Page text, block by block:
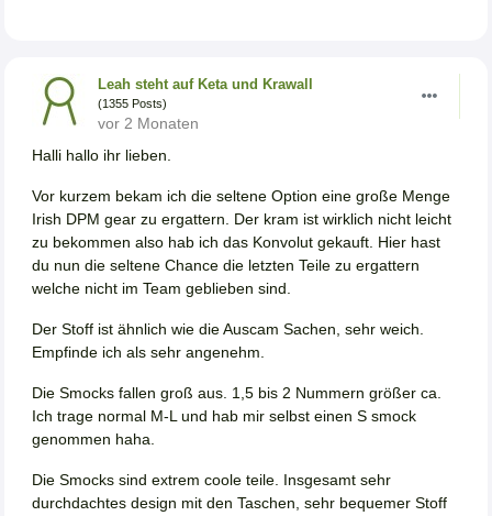
Leah steht auf Keta und Krawall
(1355 Posts)
vor 2 Monaten
Halli hallo ihr lieben.
Vor kurzem bekam ich die seltene Option eine große Menge
Irish DPM gear zu ergattern. Der kram ist wirklich nicht leicht
zu bekommen also hab ich das Konvolut gekauft. Hier hast
du nun die seltene Chance die letzten Teile zu ergattern
welche nicht im Team geblieben sind.
Der Stoff ist ähnlich wie die Auscam Sachen, sehr weich.
Empfinde ich als sehr angenehm.
Die Smocks fallen groß aus. 1,5 bis 2 Nummern größer ca.
Ich trage normal M-L und hab mir selbst einen S smock
genommen haha.
Die Smocks sind extrem coole teile. Insgesamt sehr
durchdachtes design mit den Taschen, sehr bequemer Stoff